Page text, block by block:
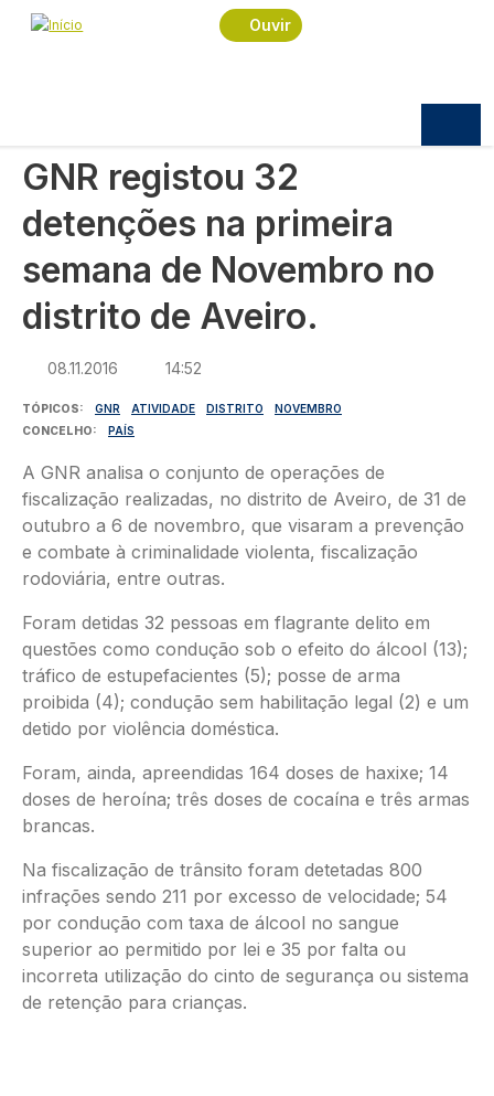
Passar para o conteúdo principal
Ouvir
Navegação estrutural
Início
Sociedade
GNR registou 32 detenções na primeira semana de
GNR registou 32
detenções na primeira
semana de Novembro no
distrito de Aveiro.
08.11.2016 14:52
TÓPICOS GNR ATIVIDADE DISTRITO
NOVEMBRO
CONCELHO
PAÍS
A GNR analisa o conjunto de operações de
fiscalização realizadas, no distrito de Aveiro, de 31 de
outubro a 6 de novembro, que visaram a prevenção
e combate à criminalidade violenta, fiscalização
rodoviária, entre outras.
Foram detidas 32 pessoas em flagrante delito em
questões como condução sob o efeito do álcool (13);
tráfico de estupefacientes (5); posse de arma
proibida (4); condução sem habilitação legal (2) e um
detido por violência doméstica.
Foram, ainda, apreendidas 164 doses de haxixe; 14
doses de heroína; três doses de cocaína e três armas
brancas.
Na fiscalização de trânsito foram detetadas 800
infrações sendo 211 por excesso de velocidade; 54
por condução com taxa de álcool no sangue
superior ao permitido por lei e 35 por falta ou
incorreta utilização do cinto de segurança ou sistema
de retenção para crianças.